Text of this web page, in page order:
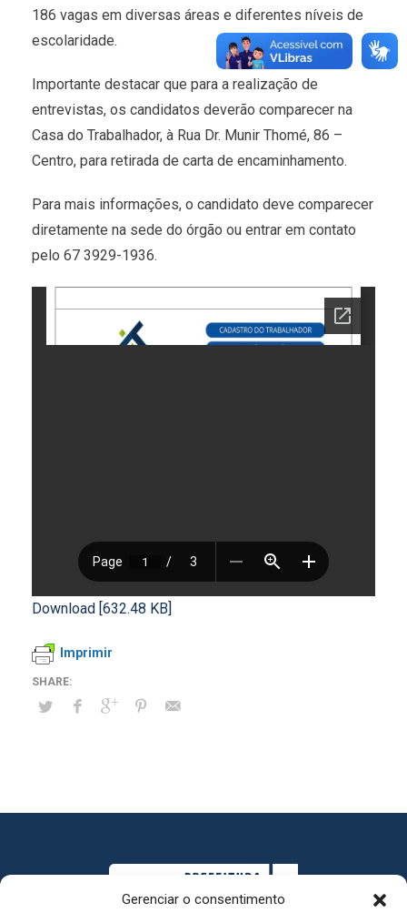
Gerenciar o consentimento
186 vagas em diversas áreas e diferentes níveis de
escolaridade.
Importante destacar que para a realização de
entrevistas, os candidatos deverão comparecer na
Casa do Trabalhador, à Rua Dr. Munir Thomé, 86 –
Centro, para retirada de carta de encaminhamento.
Para mais informações, o candidato deve comparecer
diretamente na sede do órgão ou entrar em contato
pelo 67 3929-1936.
Download [632.48 KB]
Imprimir